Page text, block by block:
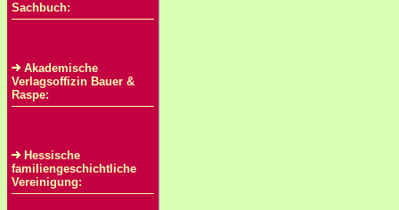
Sachbuch:
Akademische
Verlagsoffizin Bauer &
Raspe:
Hessische
familiengeschichtliche
Vereinigung: